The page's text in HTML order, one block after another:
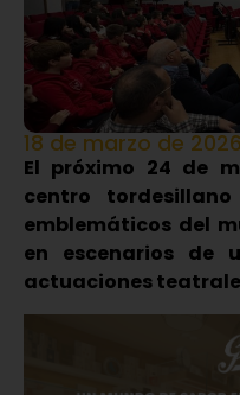
18 de marzo de 2026
El próximo 24 de
centro
emblemáticos del
en escenarios de
actuaciones